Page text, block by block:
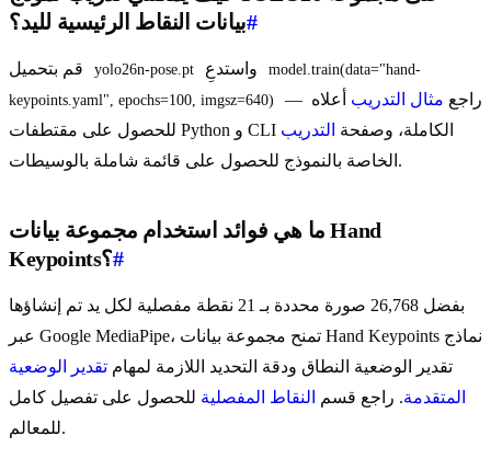
بيانات النقاط الرئيسية لليد؟#
yolo26n-pose.pt
model.train(data="hand-
keypoints.yaml", epochs=100, imgsz=640)
— راجع مثال التدريب أعلاه
للحصول على مقتطفات Python و CLI الكاملة، وصفحة التدريب
الخاصة بالنموذج للحصول على قائمة شاملة بالوسيطات.
ما هي فوائد استخدام مجموعة بيانات Hand
Keypoints؟#
بفضل 26,768 صورة محددة بـ 21 نقطة مفصلية لكل يد تم إنشاؤها
عبر Google MediaPipe، تمنح مجموعة بيانات Hand Keypoints نماذج
تقدير الوضعية النطاق ودقة التحديد اللازمة لمهام تقدير الوضعية
المتقدمة. راجع قسم النقاط المفصلية للحصول على تفصيل كامل
للمعالم.